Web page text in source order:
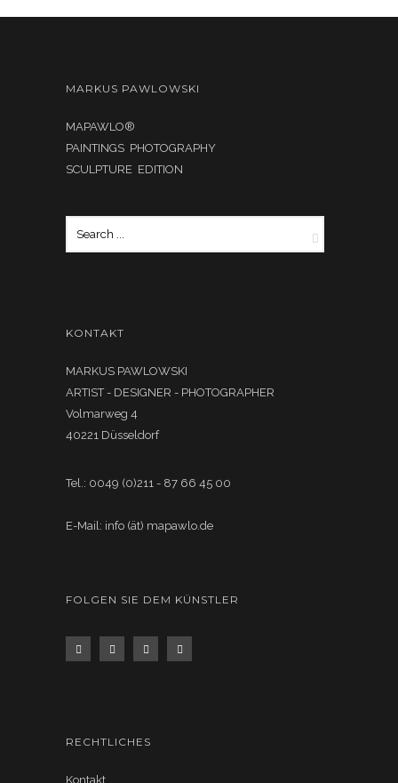
MARKUS PAWLOWSKI
MAPAWLO®
PAINTINGS PHOTOGRAPHY
SCULPTURE EDITION
KONTAKT
MARKUS PAWLOWSKI
ARTIST - DESIGNER - PHOTOGRAPHER
Volmarweg 4
40221 Düsseldorf
Tel.: 0049 (0)211 - 87 66 45 00
E-Mail: info (ät) mapawlo.de
FOLGEN SIE DEM KÜNSTLER
RECHTLICHES
Kontakt